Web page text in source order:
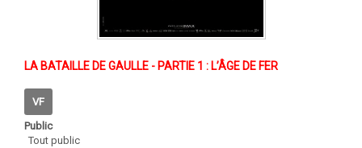
LA BATAILLE DE GAULLE - PARTIE 1 : L’ÂGE DE FER
VF
Public
Tout public